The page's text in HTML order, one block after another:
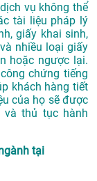
vụ không thể
tài liệu pháp lý
giấy khai sinh,
nhiều loại giấy
hoặc ngược lại.
chứng tiếng
khách hàng tiết
của họ sẽ được
và thủ tục hành
tại